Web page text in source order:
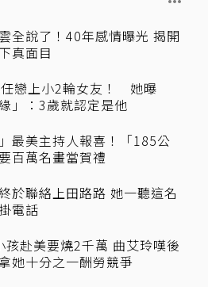
全說了！40年感情曝光 揭開
真面目
戀上小2輪女友！ 她曝
」：3歲就認定是他
」最美主持人報喜！「185公
百萬名畫當賀禮
於聯絡上田路路 她一聽這名
電話
孩赴美要燒2千萬 曲艾玲嘆後
她十分之一酬勞競爭